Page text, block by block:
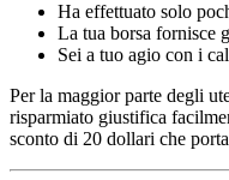
Ha effettuato solo
La tua borsa fornisce
Sei a tuo agio con i
Per la maggior parte degli
risparmiato giustifica
sconto di 20 dollari che